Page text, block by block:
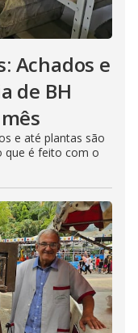
Achados e
de BH
e até plantas são
que é feito com o